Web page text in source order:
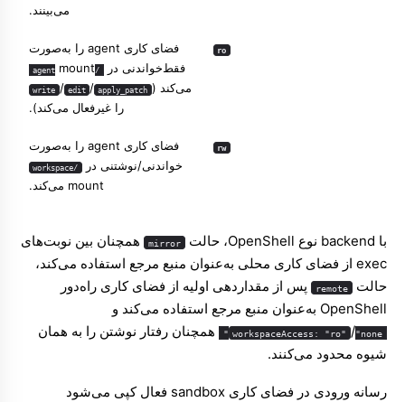
می‌بینند.
ro
فضای کاری agent را به‌صورت
فقط‌خواندنی در /agent
mount
می‌کند (
write / edit / apply_patch
را غیرفعال می‌کند).
rw
فضای کاری agent را به‌صورت
خواندنی/نوشتنی در /workspace
mount می‌کند.
با backend نوع OpenShell، حالت mirror همچنان بین نوبت‌های
exec از فضای کاری محلی به‌عنوان منبع مرجع استفاده می‌کند،
حالت
remote پس از مقداردهی اولیه از فضای کاری راه‌دور
OpenShell به‌عنوان منبع مرجع استفاده می‌کند و
workspaceAccess: "ro" /"none"
همچنان رفتار نوشتن را به همان
شیوه محدود می‌کنند.
رسانه ورودی در فضای کاری sandbox فعال کپی می‌شود